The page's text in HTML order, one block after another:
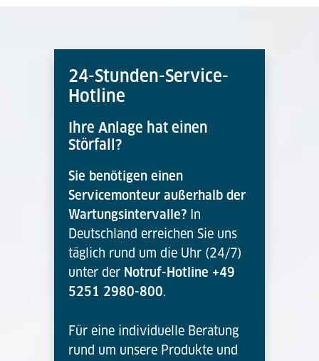
24-Stunden-Service-
Hotline
Ihre Anlage hat einen
Störfall?
Sie benötigen einen
Servicemonteur außerhalb der
Wartungsintervalle? In
Deutschland erreichen Sie uns
täglich rund um die Uhr (24/7)
unter der Notruf-Hotline +49
5251 2980-800.
Für eine individuelle Beratung
rund um unsere Produkte und